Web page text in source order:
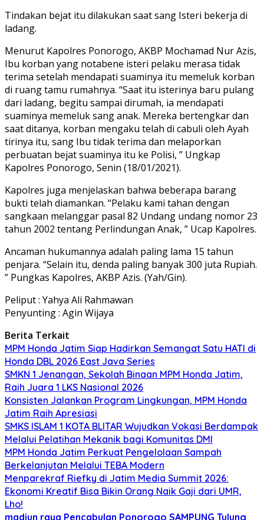
Tindakan bejat itu dilakukan saat sang Isteri bekerja di
ladang.
Menurut Kapolres Ponorogo, AKBP Mochamad Nur Azis,
Ibu korban yang notabene isteri pelaku merasa tidak
terima setelah mendapati suaminya itu memeluk korban
di ruang tamu rumahnya. “Saat itu isterinya baru pulang
dari ladang, begitu sampai dirumah, ia mendapati
suaminya memeluk sang anak. Mereka bertengkar dan
saat ditanya, korban mengaku telah di cabuli oleh Ayah
tirinya itu, sang Ibu tidak terima dan melaporkan
perbuatan bejat suaminya itu ke Polisi, ” Ungkap
Kapolres Ponorogo, Senin (18/01/2021).
Kapolres juga menjelaskan bahwa beberapa barang
bukti telah diamankan. “Pelaku kami tahan dengan
sangkaan melanggar pasal 82 Undang undang nomor 23
tahun 2002 tentang Perlindungan Anak, ” Ucap Kapolres.
Ancaman hukumannya adalah paling lama 15 tahun
penjara. “Selain itu, denda paling banyak 300 juta Rupiah.
” Pungkas Kapolres, AKBP Azis. (Yah/Gin).
Peliput : Yahya Ali Rahmawan
Penyunting : Agin Wijaya
Berita Terkait
MPM Honda Jatim Siap Hadirkan Semangat Satu HATI di
Honda DBL 2026 East Java Series
SMKN 1 Jenangan, Sekolah Binaan MPM Honda Jatim,
Raih Juara 1 LKS Nasional 2026
Konsisten Jalankan Program Lingkungan, MPM Honda
Jatim Raih Apresiasi
SMKS ISLAM 1 KOTA BLITAR Wujudkan Vokasi Berdampak
Melalui Pelatihan Mekanik bagi Komunitas DMI
MPM Honda Jatim Perkuat Pengelolaan Sampah
Berkelanjutan Melalui TEBA Modern
Menparekraf Riefky di Jatim Media Summit 2026:
Ekonomi Kreatif Bisa Bikin Orang Naik Gaji dari UMR,
Lho!
madiun raya Pencabulan Ponorogo SAMPUNG Tulung